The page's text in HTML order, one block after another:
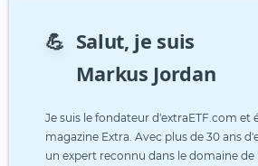
💪 Salut, je suis
Markus Jordan
Je suis le fondateur d'extraETF.com et
magazine Extra. Avec plus de 30 ans
un expert reconnu dans le domaine de